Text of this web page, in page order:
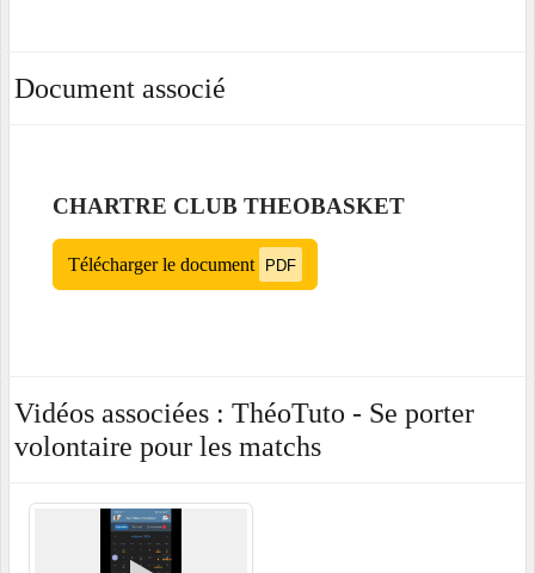
Document associé
CHARTRE CLUB THEOBASKET
Télécharger le document PDF
Vidéos associées : ThéoTuto - Se porter
volontaire pour les matchs